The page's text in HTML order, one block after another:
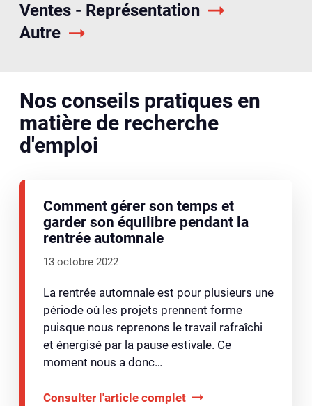
Autre
Ventes - Représentation
Nos conseils pratiques en
matière de recherche
d'emploi
Comment gérer son temps et
garder son équilibre pendant la
rentrée automnale
13 octobre 2022
La rentrée automnale est pour plusieurs une
période où les projets prennent forme
puisque nous reprenons le travail rafraîchi
et énergisé par la pause estivale. Ce
moment nous a donc…
Consulter l'article complet